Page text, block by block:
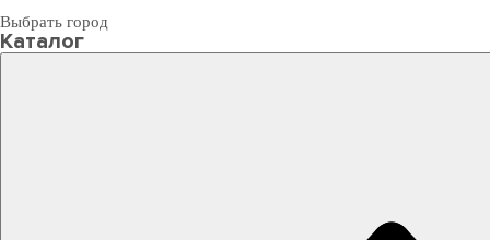
Выбрать город
Каталог